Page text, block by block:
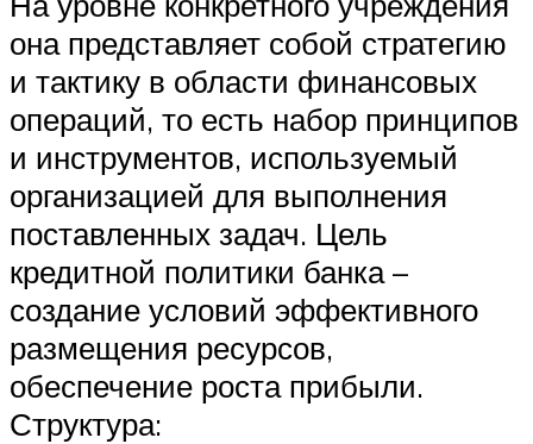
она представляет собой стратегию
и тактику в области финансовых
операций, то есть набор принципов
и инструментов, используемый
организацией для выполнения
поставленных задач. Цель
кредитной политики банка –
создание условий эффективного
размещения ресурсов,
обеспечение роста прибыли.
Структура: